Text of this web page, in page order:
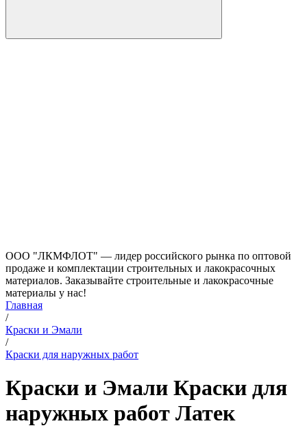
ООО "ЛКМФЛОТ" — лидер российского рынка по оптовой
продаже и комплектации строительных и лакокрасочных
материалов. Заказывайте строительные и лакокрасочные
материалы у нас!
Главная
/
Краски и Эмали
/
Краски для наружных работ
Краски и Эмали Краски для
наружных работ Латек